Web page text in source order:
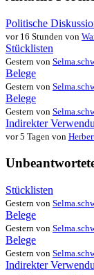
Politische
vor 16 Stunden von
Stücklisten
Gestern von
Belege
Gestern von
Belege
Gestern von
Indirekter
vor 5 Tagen von
Stücklisten
Gestern von
Belege
Gestern von
Belege
Gestern von
Indirekter